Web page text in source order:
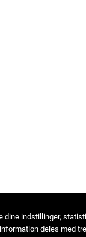
dine indstillinger,
deles med